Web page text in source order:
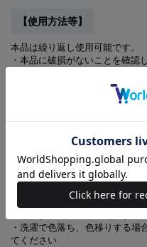
【使用方法等】
本品は繰り返し使用可能です。
・本品に破損がないことを確認
・日常活動時及び睡眠時のいず
・本品の効果には個人差がある
てください
【ご使用上の注意】
・湿疹、かぶれ、傷口など皮膚
・洗濯で色落ち、色移りする場
てください